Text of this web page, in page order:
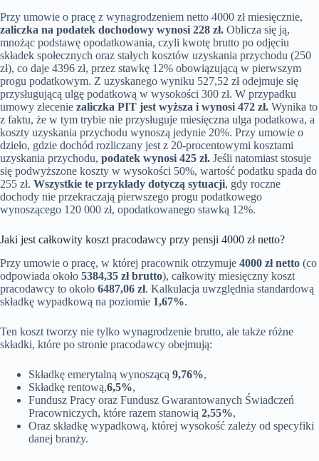
Przy umowie o pracę z wynagrodzeniem netto 4000 zł miesięcznie,
zaliczka na podatek dochodowy wynosi 228 zł. Oblicza się ją,
mnożąc podstawę opodatkowania, czyli kwotę brutto po odjęciu
składek społecznych oraz stałych kosztów uzyskania przychodu (250
zł), co daje 4396 zł, przez stawkę 12% obowiązującą w pierwszym
progu podatkowym. Z uzyskanego wyniku 527,52 zł odejmuje się
przysługującą ulgę podatkową w wysokości 300 zł. W przypadku
umowy zlecenie zaliczka PIT jest wyższa i wynosi 472 zł. Wynika to
z faktu, że w tym trybie nie przysługuje miesięczna ulga podatkowa, a
koszty uzyskania przychodu wynoszą jedynie 20%. Przy umowie o
dzieło, gdzie dochód rozliczany jest z 20-procentowymi kosztami
uzyskania przychodu, podatek wynosi 425 zł. Jeśli natomiast stosuje
się podwyższone koszty w wysokości 50%, wartość podatku spada do
255 zł. Wszystkie te przykłady dotyczą sytuacji, gdy roczne
dochody nie przekraczają pierwszego progu podatkowego
wynoszącego 120 000 zł, opodatkowanego stawką 12%.
Jaki jest całkowity koszt pracodawcy przy pensji 4000 zł netto?
Przy umowie o pracę, w której pracownik otrzymuje 4000 zł netto (co
odpowiada około 5384,35 zł brutto), całkowity miesięczny koszt
pracodawcy to około 6487,06 zł. Kalkulacja uwzględnia standardową
składkę wypadkową na poziomie 1,67%.
Ten koszt tworzy nie tylko wynagrodzenie brutto, ale także różne
składki, które po stronie pracodawcy obejmują:
Składkę emerytalną wynoszącą 9,76%,
Składkę rentową,6,5%,
Fundusz Pracy oraz Fundusz Gwarantowanych Świadczeń
Pracowniczych, które razem stanowią 2,55%,
Oraz składkę wypadkową, której wysokość zależy od specyfiki
danej branży.